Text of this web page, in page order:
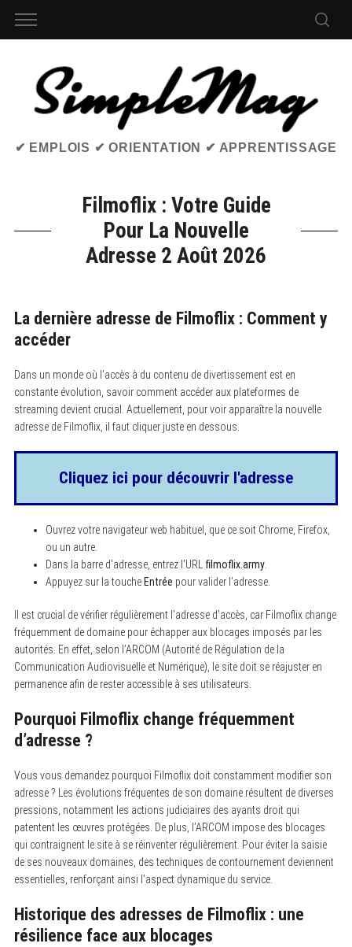
✔ EMPLOIS ✔ ORIENTATION ✔ APPRENTISSAGE
Filmoflix : Votre Guide
Pour La Nouvelle
Adresse 2 Août 2026
La dernière adresse de Filmoflix : Comment y
accéder
Dans un monde où l’accès à du contenu de divertissement est en
constante évolution, savoir comment accéder aux plateformes de
streaming devient crucial. Actuellement, pour voir apparaître la nouvelle
adresse de Filmoflix, il faut cliquer juste en dessous.
Cliquez ici pour découvrir l'adresse
Ouvrez votre navigateur web habituel, que ce soit Chrome, Firefox,
ou un autre.
Dans la barre d’adresse, entrez l’URL filmoflix.army.
Appuyez sur la touche Entrée pour valider l’adresse.
Il est crucial de vérifier régulièrement l’adresse d’accès, car Filmoflix change
fréquemment de domaine pour échapper aux blocages imposés par les
autorités. En effet, selon l’ARCOM (Autorité de Régulation de la
Communication Audiovisuelle et Numérique), le site doit se réajuster en
permanence afin de rester accessible à ses utilisateurs.
Pourquoi Filmoflix change fréquemment
d’adresse ?
Vous vous demandez pourquoi Filmoflix doit constamment modifier son
adresse ? Les évolutions fréquentes de son domaine résultent de diverses
pressions, notamment les actions judiciaires des ayants droit qui
patentent les œuvres protégées. De plus, l’ARCOM impose des blocages
qui contraignent le site à se réinventer régulièrement. Pour éviter la saisie
de ses nouveaux domaines, des techniques de contournement deviennent
essentielles, renforçant ainsi l’aspect dynamique du service.
Historique des adresses de Filmoflix : une
résilience face aux blocages